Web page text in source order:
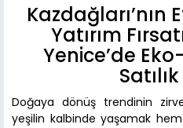
Kazdağları’nın
Yatırım
Yenice’de
Doğaya dönüş trendinin
yeşilin kalbinde yaşamak